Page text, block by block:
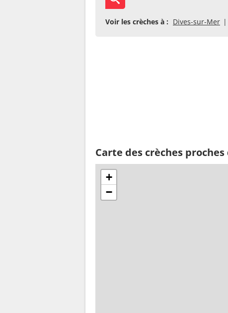
Voir les crèches à : Dives-sur-Mer
Carte des crèches
+
−